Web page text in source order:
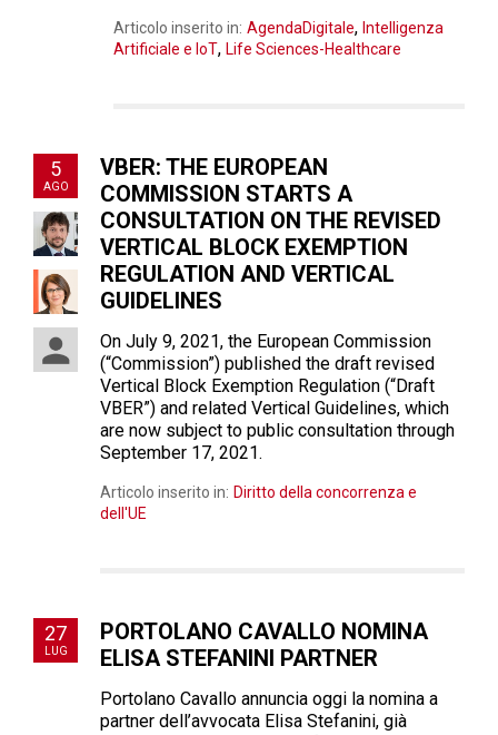
Articolo inserito in: AgendaDigitale, Intelligenza
Artificiale e IoT, Life Sciences-Healthcare
5
AGO
VBER: THE EUROPEAN
COMMISSION STARTS A
CONSULTATION ON THE REVISED
VERTICAL BLOCK EXEMPTION
REGULATION AND VERTICAL
GUIDELINES
On July 9, 2021, the European Commission
(“Commission”) published the draft revised
Vertical Block Exemption Regulation (“Draft
VBER”) and related Vertical Guidelines, which
are now subject to public consultation through
September 17, 2021.
Articolo inserito in: Diritto della concorrenza e
dell'UE
27
LUG
PORTOLANO CAVALLO NOMINA
ELISA STEFANINI PARTNER
Portolano Cavallo annuncia oggi la nomina a
partner dell’avvocata Elisa Stefanini, già